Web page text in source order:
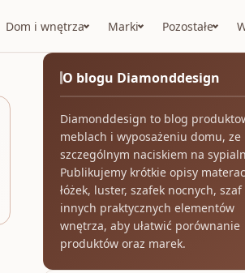
Dom i wnętrza Marki Pozostałe
O blogu Diamonddesign
Diamonddesign to blog
meblach i wyposażeniu domu, ze
szczególnym naciskiem na
Publikujemy krótkie opisy
łóżek, luster, szafek nocnych, szaf
innych praktycznych elementów
wnętrza, aby ułatwić porównanie
produktów oraz marek.